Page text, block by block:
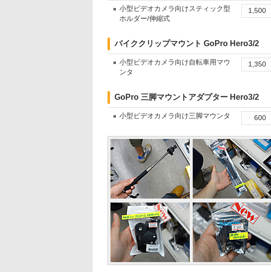
小型ビデオカメラ向けスティック型
ホルダー/伸縮式
1,500
バイククリップマウント GoPro Hero3/2
小型ビデオカメラ向け自転車用マウ
ンタ
1,350
GoPro 三脚マウントアダプター Hero3/2
小型ビデオカメラ向け三脚マウンタ 600